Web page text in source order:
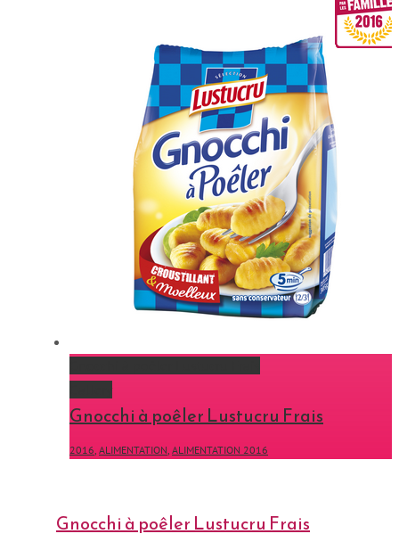
Gnocchi à poêler Lustucru Frais
2016, ALIMENTATION, ALIMENTATION 2016
Gnocchi à poêler Lustucru Frais